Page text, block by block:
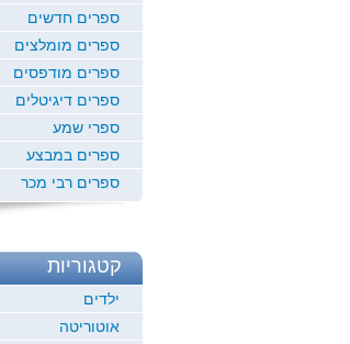
ספרים חדשים
ספרים מומלצים
ספרים מודפסים
ספרים דיגיטלים
ספרי שמע
ספרים במבצע
ספרים רבי מכר
קטגוריות
ילדים
אוטוריטה